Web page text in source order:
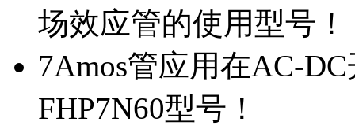
场效应管的使用型号！
7Amos管应用在AC-
FHP7N60型号！